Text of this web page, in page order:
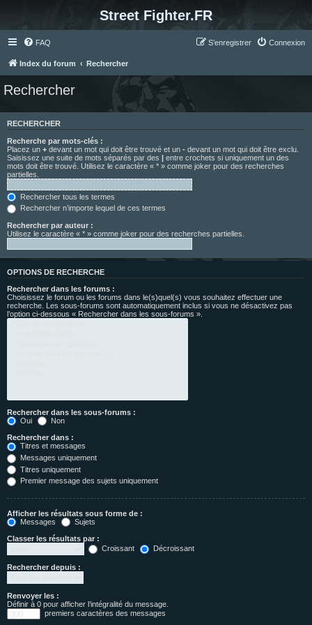
Street Fighter.FR
FAQ Connexion
S’enregistrer
Index du forum Rechercher
Rechercher
RECHERCHER
Recherche par mots-clés :
Placez un + devant un mot qui doit être trouvé et un - devant un mot qui doit être exclu.
Saisissez une suite de mots séparés par des | entre crochets si uniquement un des
mots doit être trouvé. Utilisez le caractère « * » comme joker pour des recherches
partielles.
Rechercher tous les termes
Rechercher n’importe lequel de ces termes
Rechercher par auteur :
Utilisez le caractère « * » comme joker pour des recherches partielles.
OPTIONS DE RECHERCHE
Rechercher dans les forums :
Choisissez le forum ou les forums dans le(s)quel(s) vous souhaitez effectuer une
recherche. Les sous-forums sont automatiquement inclus si vous ne désactivez pas
l’option ci-dessous « Rechercher dans les sous-forums ».
Rechercher dans les sous-forums :
Oui
Non
Rechercher dans :
Titres et messages
Messages uniquement
Titres uniquement
Premier message des sujets uniquement
Afficher les résultats sous forme de :
Messages
Sujets
Classer les résultats par :
Croissant
Décroissant
Rechercher depuis :
Renvoyer les :
Définir à 0 pour afficher l’intégralité du message.
premiers caractères des messages